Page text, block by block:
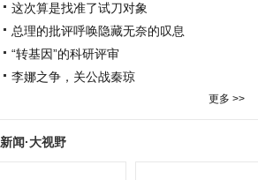
这次算是找准了试刀对象
总理的批评呼唤隐藏无奈的叹息
“转基因”的科研评审
李娜之争，关公战秦琼
更多 >>
新闻·大视野